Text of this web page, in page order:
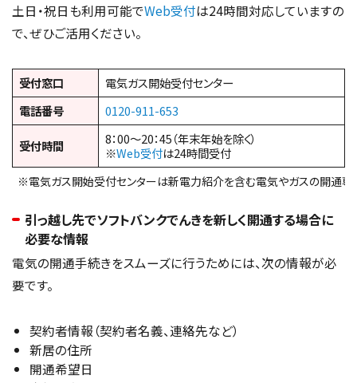
土日・祝日も利用可能でWeb受付は24時間対応していますの
で、ぜひご活用ください。
受付窓口
電気ガス開始受付センター
電話番号
0120-911-653
受付時間
8：00～20：45（年末年始を除く）
※Web受付は24時間受付
※電気ガス開始受付センターは新電力紹介を含む電気やガスの開通専
引っ越し先でソフトバンクでんきを新しく開通する場合に
必要な情報
電気の開通手続きをスムーズに行うためには、次の情報が必
要です。
契約者情報（契約者名義、連絡先など）
新居の住所
開通希望日